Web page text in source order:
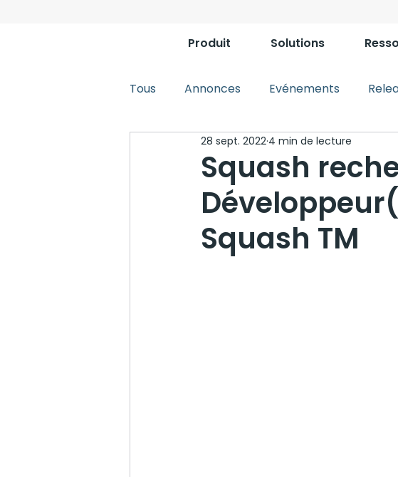
Produit Solutions
Tous Annonces Evénements
Squash
Squash TM
28 sept. 2022 4 min de lecture